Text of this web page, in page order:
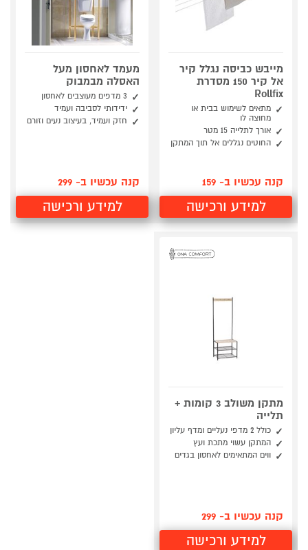
מייבש כביסה נגלל קיר
אל קיר 150 מסדרת
Rollfix
מתאים לשימוש בבית או
מחוצה לו
אורך לתלייה 15 מטר
החוטים נגללים אל תוך המתקן
קנה עכשיו ב- 159
למידע ורכישה
מעמד לאחסון מעל
האסלה מבמבוק
3 מדפים מעוצבים לאחסון
ידידותי לסביבה ועמיד
חזק ועמיד, בעיצוב נעים וזורם
קנה עכשיו ב- 299
למידע ורכישה
מתקן משולב 3 קומות +
תלייה
כולל 2 מדפי נעליים ומדף עליון
המתקן עשוי מתכת ועץ
ווים המתאימים לאחסון בגדים
קנה עכשיו ב- 299
למידע ורכישה